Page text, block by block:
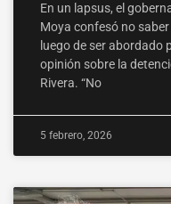
En un lapsus, el
Moya confesó no
luego de ser abordado
opinión sobre la
Rivera. “No
5 febrero, 2026